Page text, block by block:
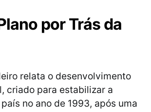
por Trás da
relata o desenvolvimento
criado para estabilizar a
no ano de 1993, após uma